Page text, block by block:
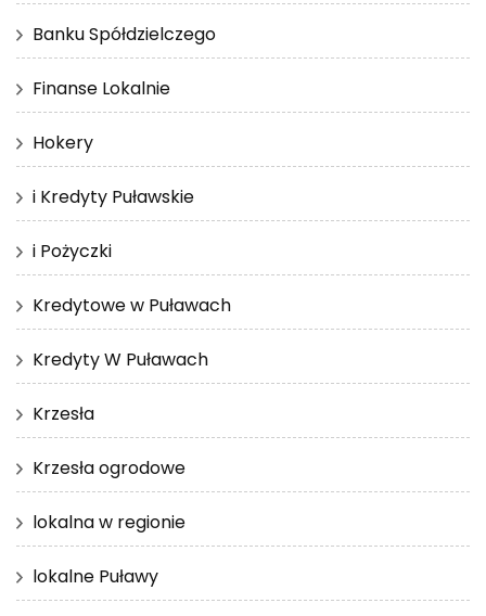
Banku Spółdzielczego
Finanse Lokalnie
Hokery
i Kredyty Puławskie
i Pożyczki
Kredytowe w Puławach
Kredyty W Puławach
Krzesła
Krzesła ogrodowe
lokalna w regionie
lokalne Puławy